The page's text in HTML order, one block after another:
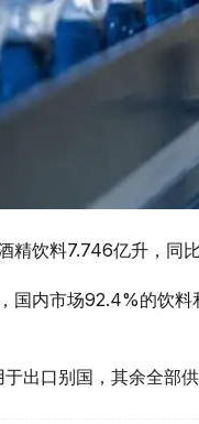
精饮料7.746亿升，同
国内市场92.4%的饮
出口别国，其余全部供